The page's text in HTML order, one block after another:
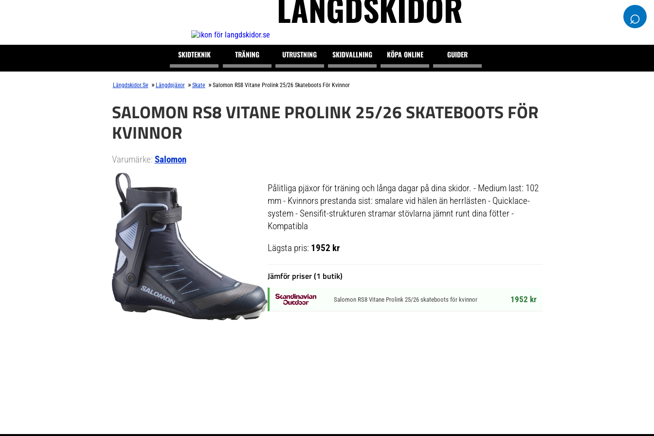
⌕
SKIDTEKNIK TRÄNING UTRUSTNING SKIDVALLNING KÖPA ONLINE GUIDER
Längdskidor.se » Längdpjäxor » Skate » Salomon RS8 Vitane Prolink 25/26 Skateboots För Kvinnor
SALOMON RS8 VITANE PROLINK 25/26 SKATEBOOTS FÖR
KVINNOR
Varumärke: Salomon
Pålitliga pjäxor för träning och långa dagar på dina skidor. - Medium last: 102
mm - Kvinnors prestanda sist: smalare vid hälen än herrlästen - Quicklace-
system - Sensifit-strukturen stramar stövlarna jämnt runt dina fötter -
Kompatibla
Lägsta pris: 1952 kr
Jämför priser (1 butik)
Salomon RS8 Vitane Prolink 25/26 skateboots för kvinnor 1952 kr